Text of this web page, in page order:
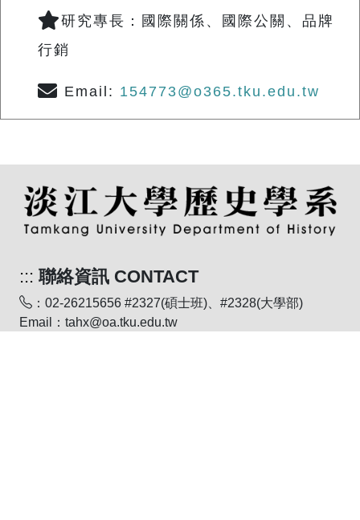
研究專長：國際關係、國際公關、品牌
行銷
Email: 154773@o365.tku.edu.tw
::: 聯絡資訊 CONTACT
：02-26215656 #2327(碩士班)、#2328(大學部)
Email：tahx@oa.tku.edu.tw